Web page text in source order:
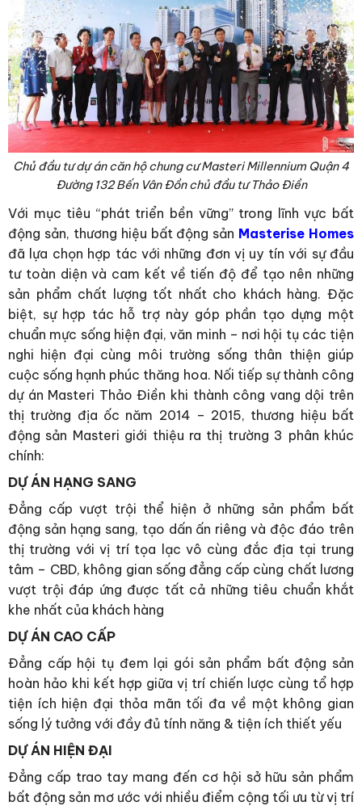
Chủ đầu tư dự án căn hộ chung cư Masteri Millennium Quận 4
Đường 132 Bến Vân Đồn chủ đầu tư Thảo Điền
Với mục tiêu “phát triển bền vững” trong lĩnh vực bất
động sản, thương hiệu bất động sản Masterise Homes
đã lựa chọn hợp tác với những đơn vị uy tín với sự đầu
tư toàn diện và cam kết về tiến độ để tạo nên những
sản phẩm chất lượng tốt nhất cho khách hàng. Đặc
biệt, sự hợp tác hỗ trợ này góp phần tạo dựng một
chuẩn mực sống hiện đại, văn minh – nơi hội tụ các tiện
nghi hiện đại cùng môi trường sống thân thiện giúp
cuộc sống hạnh phúc thăng hoa. Nối tiếp sự thành công
dự án Masteri Thảo Điền khi thành công vang dội trên
thị trường địa ốc năm 2014 – 2015, thương hiệu bất
động sản Masteri giới thiệu ra thị trường 3 phân khúc
chính:
DỰ ÁN HẠNG SANG
Đẳng cấp vượt trội thể hiện ở những sản phẩm bất
động sản hạng sang, tạo dấn ấn riêng và độc đáo trên
thị trường với vị trí tọa lạc vô cùng đắc địa tại trung
tâm – CBD, không gian sống đẳng cấp cùng chất lương
vượt trội đáp ứng được tất cả những tiêu chuẩn khắt
khe nhất của khách hàng
DỰ ÁN CAO CẤP
Đẳng cấp hội tụ đem lại gói sản phẩm bất động sản
hoàn hảo khi kết hợp giữa vị trí chiến lược cùng tổ hợp
tiện ích hiện đại thỏa mãn tối đa về một không gian
sống lý tưởng với đầy đủ tính năng & tiện ích thiết yếu
DỰ ÁN HIỆN ĐẠI
Đẳng cấp trao tay mang đến cơ hội sở hữu sản phẩm
bất động sản mơ ước với nhiều điểm cộng tối ưu từ vị trí